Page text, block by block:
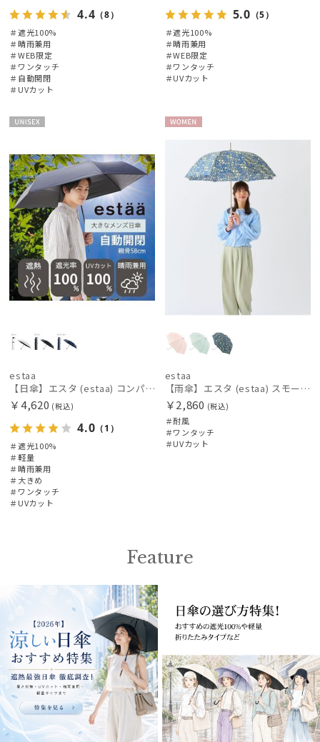
Fuwacool®
ランバン オン ブルー
ミラ・ショーン
MIRACLE TECH
ミラクルテック
POLO RALPH LAUREN
ポロ ラルフ ローレン
SWASH LONDON
スウォッシュロンドン
ウラワザ
傘機能
その他
カラー
価格・割引率
入荷状況
4.4 （8）
＃遮光100%
＃晴雨兼用
＃WEB限定
＃ワンタッチ
＃自動開閉
＃UVカット
5.0 （5）
＃遮光100%
＃晴雨兼用
＃WEB限定
＃ワンタッチ
＃UVカット
estaa
【日傘】エスタ (estaa) コンパクトワイド58 自動開閉傘 折りたたみ傘 軽量 晴雨兼用 遮光100％ UV100%
￥4,620 (税込)
4.0 （1）
＃遮光100%
＃軽量
＃晴雨兼用
＃大きめ
＃ワンタッチ
＃UVカット
estaa
【雨傘】エスタ (estaa) スモールガーデン 耐風傘 ジャンプ傘 晴雨兼用 UV対応
￥2,860 (税込)
＃耐風
＃ワンタッチ
＃UVカット
Feature